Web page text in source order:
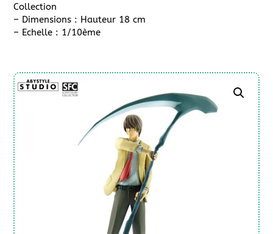
Collection
– Dimensions : Hauteur 18 cm
– Echelle : 1/10ème